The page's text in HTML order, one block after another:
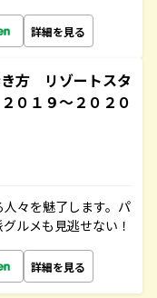
詳細を見る
方 リゾートスタ
１９～２０２０
々を魅了します。パ
ルメも見逃せない！
詳細を見る